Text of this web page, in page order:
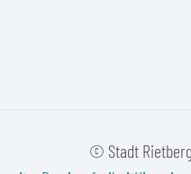
© Stadt